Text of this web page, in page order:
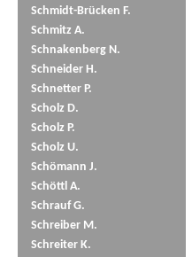
Schmidt-Brücken F.
Schmitz A.
Schnakenberg N.
Schneider H.
Schnetter P.
Scholz D.
Scholz P.
Scholz U.
Schömann J.
Schöttl A.
Schrauf G.
Schreiber M.
Schreiter K.